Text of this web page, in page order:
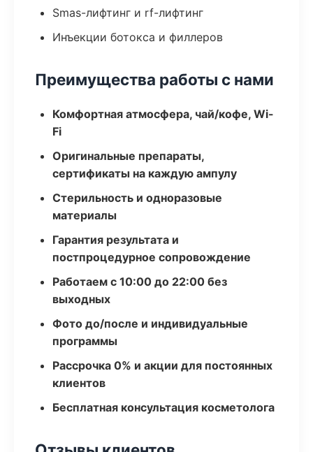
Smas-лифтинг и rf-лифтинг
Инъекции ботокса и филлеров
Преимущества работы с нами
Комфортная атмосфера, чай/кофе, Wi-
Fi
Оригинальные препараты,
сертификаты на каждую ампулу
Стерильность и одноразовые
материалы
Гарантия результата и
постпроцедурное сопровождение
Работаем с 10:00 до 22:00 без
выходных
Фото до/после и индивидуальные
программы
Рассрочка 0% и акции для постоянных
клиентов
Бесплатная консультация косметолога